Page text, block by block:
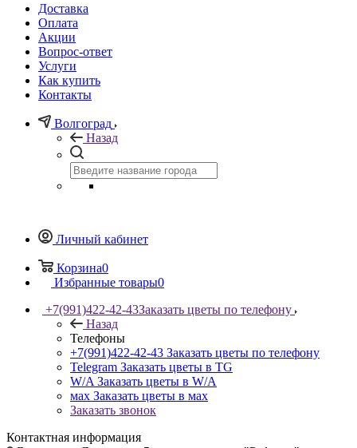
Доставка
Оплата
Акции
Вопрос-ответ
Услуги
Как купить
Контакты
Волгоград
Назад
Личный кабинет
Корзина0
Избранные товары0
+7(991)422-42-43Заказать цветы по телефону
Назад
Телефоны
+7(991)422-42-43 Заказать цветы по телефону
Telegram Заказать цветы в TG
W/A Заказать цветы в W/A
мах Заказать цветы в мах
Заказать звонок
Контактная информация